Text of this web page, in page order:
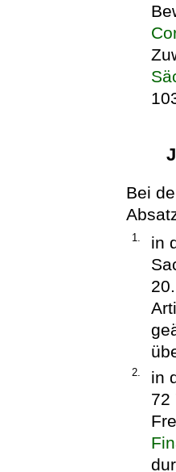
Bei
1.
in
2.
in
72